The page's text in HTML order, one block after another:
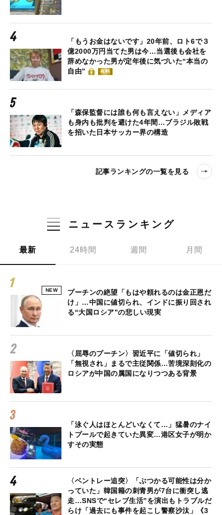
「もうお金はないです」20年前、ロト6で３
億2000万円当てた男は今…当選後も会社を
辞めなかった男が定年後に気づいた“本当の
自由”
有料
「森保監督には誰も何も言えない」メディア
も身内も批判を避けた4年間…ブラジル敗戦
を招いた日本サッカー界の構造
記事ランキングの一覧を見る
ニュースランキング
最新 24時間 週間 月間
NEW
プーチンの絶望「もはや頼れるのは金正恩だ
け」…中国に値切られ、インドに振り回され
る“大国ロシア”の悲しい現実
〈屈辱のプーチン〉習近平に「値切られ」
「無視され」まるで主従関係…苦境深刻化の
ロシアが中国の属国になりつつある背景
「泳ぐ人はほとんどいなくて…」猛暑のナイ
トプールで起きていた異変…港区女子が明か
すその実態
〈ベントレー追突〉「ぶつかる可能性は分か
っていた」韓国籍の刺青男が7台に衝突し逃
走…SNSで“セレブ生活”を演出もトラブルだ
らけ「過去にも事件を起こし警察沙汰」《3